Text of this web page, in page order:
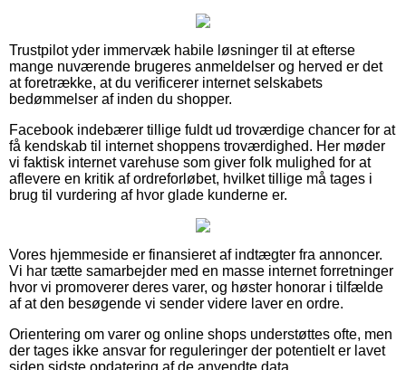
Trustpilot yder immervæk habile løsninger til at efterse
mange nuværende brugeres anmeldelser og herved er det
at foretrække, at du verificerer internet selskabets
bedømmelser af inden du shopper.
Facebook indebærer tillige fuldt ud troværdige chancer for at
få kendskab til internet shoppens troværdighed. Her møder
vi faktisk internet varehuse som giver folk mulighed for at
aflevere en kritik af ordreforløbet, hvilket tillige må tages i
brug til vurdering af hvor glade kunderne er.
Vores hjemmeside er finansieret af indtægter fra annoncer.
Vi har tætte samarbejder med en masse internet forretninger
hvor vi promoverer deres varer, og høster honorar i tilfælde
af at den besøgende vi sender videre laver en ordre.
Orientering om varer og online shops understøttes ofte, men
der tages ikke ansvar for reguleringer der potentielt er lavet